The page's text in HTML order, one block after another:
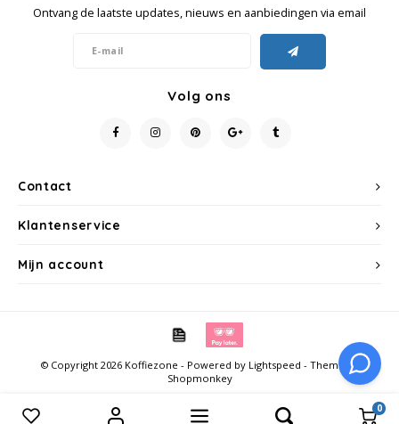
0
Contact
Ontvang de laatste updates, nieuws en aanbiedingen via email
Volg ons
Klantenservice
Mijn account
© Copyright 2026 Koffiezone - Powered by Lightspeed - Theme by
Shopmonkey
Vergelijk producten 0